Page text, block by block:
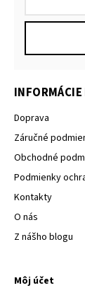
INFORMÁCIE
Doprava
Záručné
Obchodné
Podmienky
Kontakty
O nás
Z nášho blogu
Môj účet